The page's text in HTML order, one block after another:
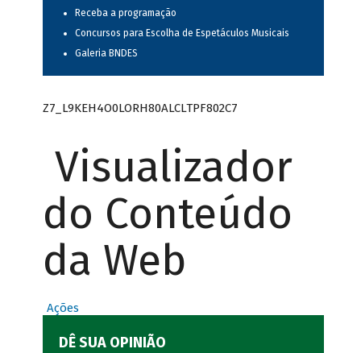
Receba a programação
Concursos para Escolha de Espetáculos Musicais
Galeria BNDES
Z7_L9KEH4O0LORH80ALCLTPF802C7
Visualizador
do Conteúdo
da Web
Ações
DÊ SUA OPINIÃO